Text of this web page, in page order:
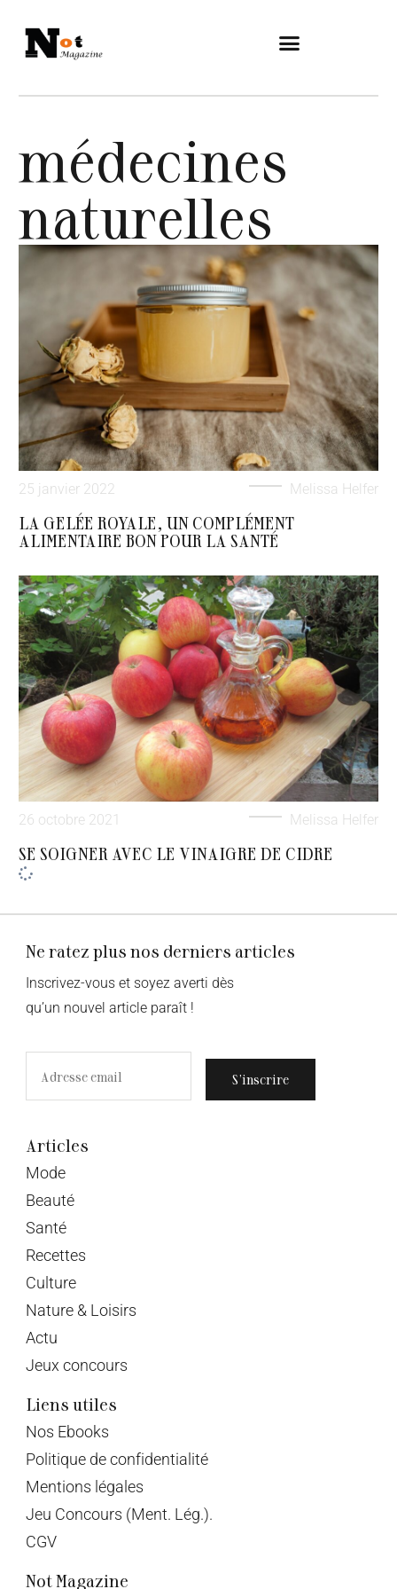
médecines
naturelles
25 janvier 2022 Melissa Helfer
LA GELÉE ROYALE, UN COMPLÉMENT
ALIMENTAIRE BON POUR LA SANTÉ
26 octobre 2021 Melissa Helfer
SE SOIGNER AVEC LE VINAIGRE DE CIDRE
Ne ratez plus nos derniers articles
Inscrivez-vous et soyez averti dès
qu’un nouvel article paraît !
S’inscrire
Articles
Mode
Beauté
Santé
Recettes
Culture
Nature & Loisirs
Actu
Jeux concours
Liens utiles
Nos Ebooks
Politique de confidentialité
Mentions légales
Jeu Concours (Ment. Lég.).
CGV
Not Magazine